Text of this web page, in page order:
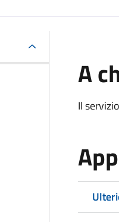
A
Il